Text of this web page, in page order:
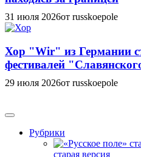
31 июля 2026от russkoepole
Хор "Wir" из Германии
фестивалей
29 июля 2026от russkoepole
Рубрики
старая версия